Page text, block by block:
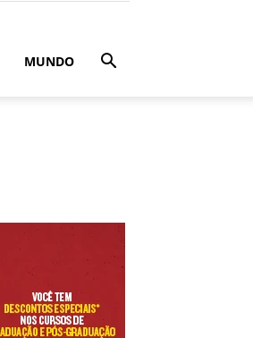
MUNDO